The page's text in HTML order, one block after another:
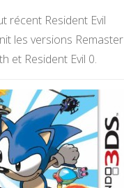
récent Resident Evil
les versions Remaster
et Resident Evil 0.